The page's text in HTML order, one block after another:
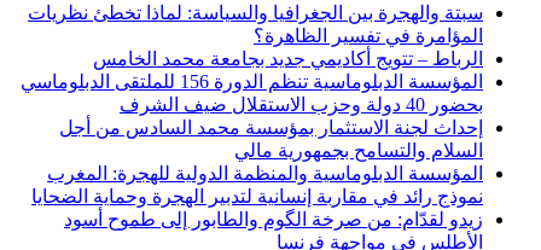
سبتة والهجرة بين الجغرافيا والسياسة: لماذا تخطئ نظريات
المؤامرة في تفسير الظاهرة؟
الرباط – تتويج أكاديمي جديد بجامعة محمد الخامس
المؤسسة الدبلوماسية تنظم الدورة 156 للملتقى الدبلوماسي
بحضور 40 دولة وحزب الاستقلال ضيف الشرف
إحداث لجنة الاستثمار بمؤسسة محمد السادس من أجل
السلام والتسامح بجمهورية مالي
المؤسسة الدبلوماسية والمنظمة الدولية للهجرة: المغرب
نموذج رائد في مقاربة إنسانية لتدبير الهجرة وحماية الضحايا
زيدو لقدّام: من صرخة الگوم والطابور إلى طموح أسود
الأطلس في مواجهة فرنسا